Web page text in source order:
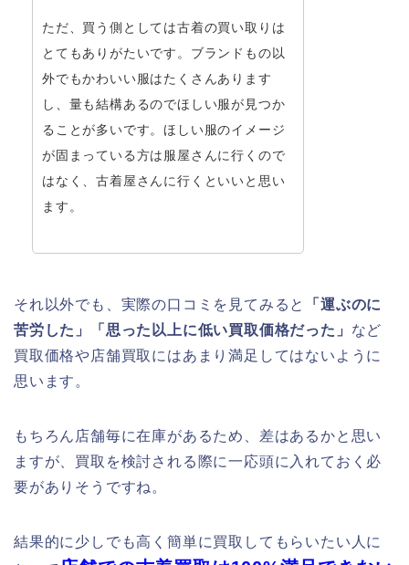
ただ、買う側としては古着の買い取りは
とてもありがたいです。ブランドもの以
外でもかわいい服はたくさんあります
し、量も結構あるのでほしい服が見つか
ることが多いです。ほしい服のイメージ
が固まっている方は服屋さんに行くので
はなく、古着屋さんに行くといいと思い
ます。
それ以外でも、実際の口コミを見てみると
「運ぶのに
苦労した」「思った以上に低い買取価格だった」 など
買取価格や店舗買取にはあまり満足してはないように
思います。
もちろん店舗毎に在庫があるため、差はあるかと思い
ますが、買取を検討される際に一応頭に入れておく必
要がありそうですね。
結果的に少しでも高く簡単に買取してもらいたい人に